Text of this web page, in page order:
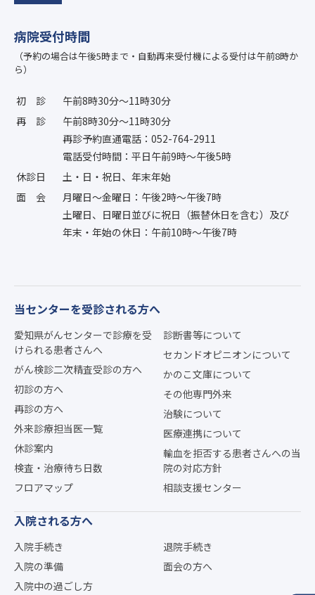
病院受付時間
（予約の場合は午後5時まで・自動再来受付機による受付は午前8時か
ら）
初診
午前8時30分〜11時30分
再診
午前8時30分〜11時30分
再診予約直通電話：052-764-2911
電話受付時間：平日午前9時〜午後5時
休診日
土・日・祝日、年末年始
面会
月曜日〜金曜日：午後2時〜午後7時
土曜日、日曜日並びに祝日（振替休日を含む）及び
年末・年始の休日：午前10時〜午後7時
当センターを受診される方へ
愛知県がんセンターで診療を受
けられる患者さんへ
がん検診二次精査受診の方へ
初診の方へ
再診の方へ
外来診療担当医一覧
休診案内
検査・治療待ち日数
フロアマップ
診断書等について
セカンドオピニオンについて
かのこ文庫について
その他専門外来
治験について
医療連携について
輸血を拒否する患者さんへの当
院の対応方針
相談支援センター
入院される方へ
入院手続き
入院の準備
入院中の過ごし方
退院手続き
面会の方へ